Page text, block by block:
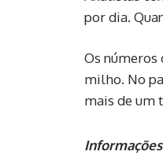
por dia.
Os números
milho. No
mais de um